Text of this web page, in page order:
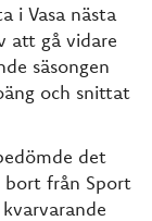
i Vasa nästa
att gå vidare
säsongen
och snittat
det
från Sport